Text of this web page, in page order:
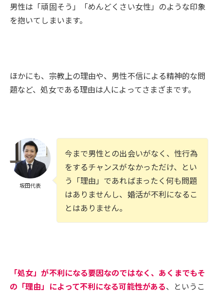
男性は「頑固そう」「めんどくさい女性」のような印象
を抱いてしまいます。
ほかにも、宗教上の理由や、男性不信による精神的な問
題など、処女である理由は人によってさまざまです。
坂田代表
今まで男性との出会いがなく、性行為
をするチャンスがなかっただけ、とい
う「理由」であればまったく何も問題
はありませんし、婚活が不利になるこ
とはありません。
「処女」が不利になる要因なのではなく、あくまでもそ
の「理由」によって不利になる可能性がある、というこ